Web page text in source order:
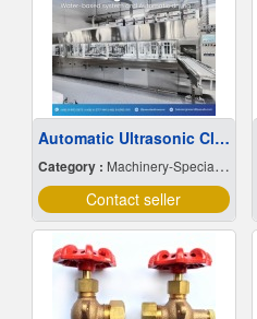
Automatic Ultrasonic Cleaning Machine (Water Base)
Category : Machinery-Specially Designed
Contact seller